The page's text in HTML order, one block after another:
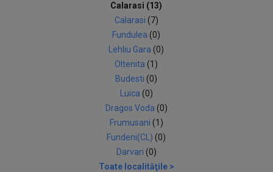
Calarasi (13)
Calarasi (7)
Fundulea (0)
Lehliu Gara (0)
Oltenita (1)
Budesti (0)
Luica (0)
Dragos Voda (0)
Frumusani (1)
Fundeni(CL) (0)
Darvari (0)
Toate localităţile >